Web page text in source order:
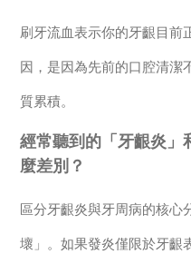
刷牙流血表示你的牙齦目前
因，是因為先前的口腔清潔
質累積。
經常聽到的「牙齦炎」
麼差別？
區分牙齦炎與牙周病的核心
壞」。如果發炎僅限於牙齦